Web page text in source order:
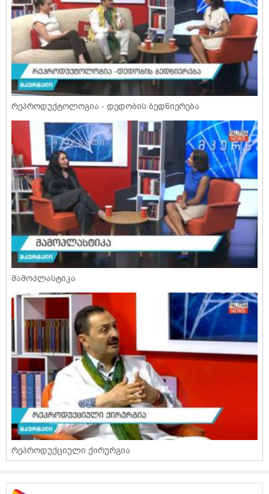
რეპროდუქტოლოგია - დედობის ბედნიერება
მამოპლასტიკა
რეპროდუქციული ქირურგია